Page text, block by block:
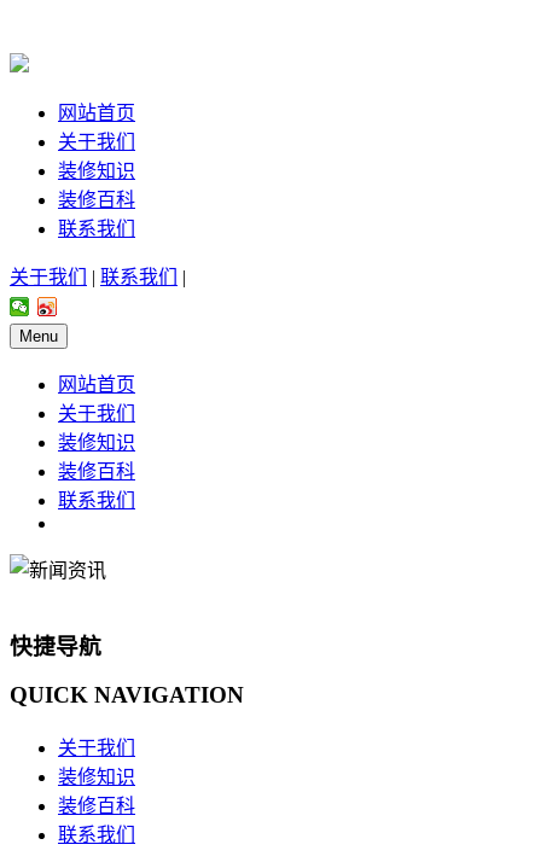
网站首页
关于我们
装修知识
装修百科
联系我们
关于我们 | 联系我们 |
Menu
网站首页
关于我们
装修知识
装修百科
联系我们
快捷导航
QUICK NAVIGATION
关于我们
装修知识
装修百科
联系我们